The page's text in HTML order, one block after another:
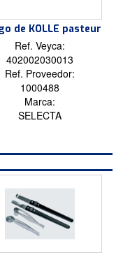
de KOLLE pasteur
Ref. Veyca:
402002030013
Ref. Proveedor:
1000488
Marca:
SELECTA